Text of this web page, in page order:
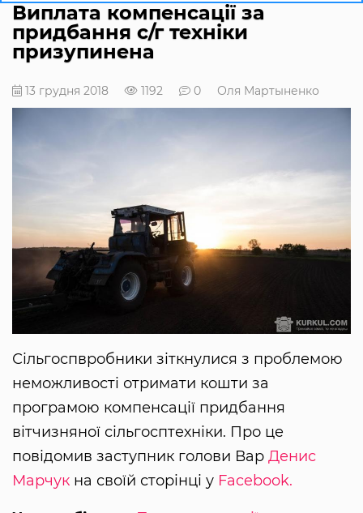
Виплата компенсації за
придбання с/г техніки
призупинена
13 грудня 2018 1192 0 Оля Мартыненко
Сільгоспвробники зіткнулися з проблемою
неможливості отримати кошти за
програмою компенсації придбання
вітчизняної сільгосптехніки. Про це
повідомив заступник голови Вар Денис
Марчук на своїй сторінці у Facebook.